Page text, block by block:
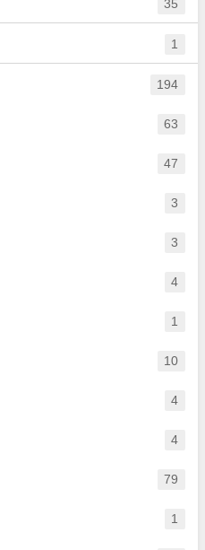
35
1
194
63
47
3
3
4
1
10
4
4
79
1